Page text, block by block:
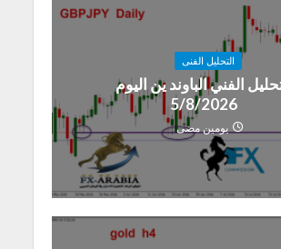
التحليل الفنى
الفني الباوند ين اليوم
5/8/2026
يومين مضى